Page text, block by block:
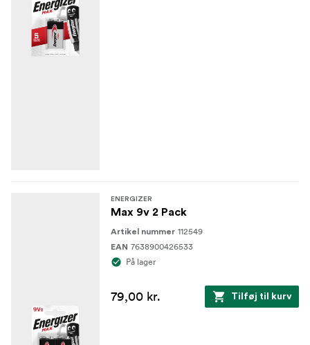
ENERGIZER
Max 9v 2 Pack
Artikel nummer 112549
EAN 7638900426533
På lager
79,00 kr. Tilføj til kurv